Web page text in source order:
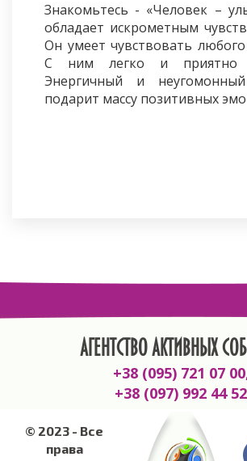
Знакомьтесь - «Человек –
обладает искрометным
Он умеет чувствовать любого
С ним легко и приятно
Энергичный и
подарит массу позитивных
АГЕНТСТВО АКТИВНЫХ
+38 (095) 721 07
+38 (097) 992 44 52
© 2023 - Все
права